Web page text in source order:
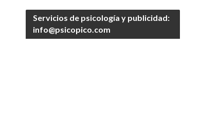
Servicios de psicología y publicidad:
info@psicopico.com